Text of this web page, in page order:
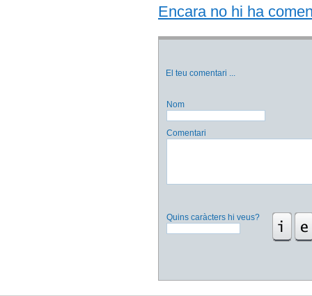
Encara no hi ha
El teu comentari ...
Nom
Comentari
Quins caràcters hi veus?